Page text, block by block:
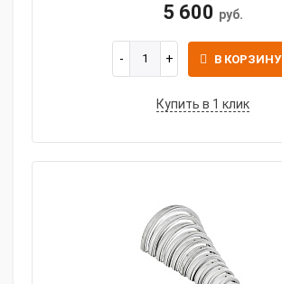
5 600 руб.
В КОРЗИНУ
Купить в 1 клик